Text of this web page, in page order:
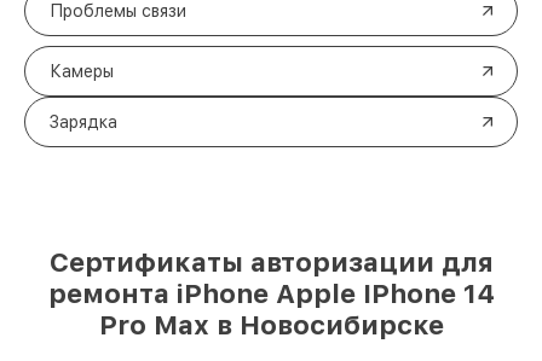
Проблемы связи
Камеры
Зарядка
Сертификаты авторизации для
ремонта iPhone Apple IPhone 14
Pro Max в Новосибирске